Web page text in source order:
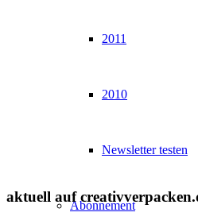
2011
2010
Newsletter testen
Abonnement
aktuell auf